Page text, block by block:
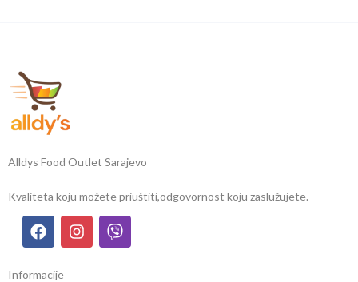
Alldys Food Outlet Sarajevo
Kvaliteta koju možete priuštiti,odgovornost koju zaslužujete.
Informacije